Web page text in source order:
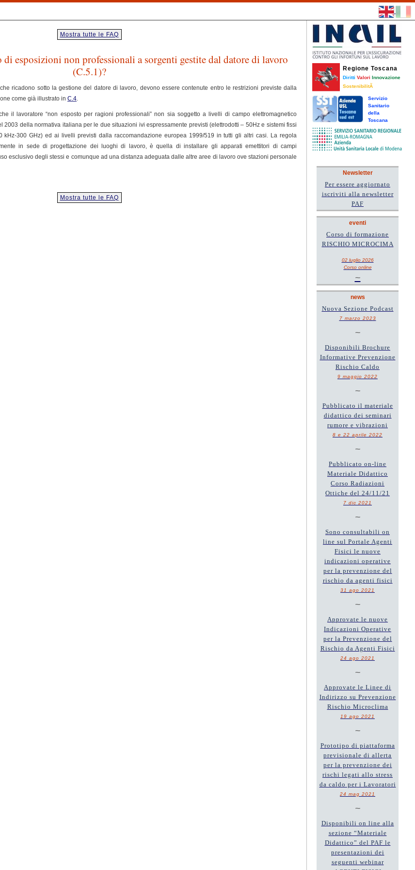
Mostra tutte le FAQ
di esposizioni non professionali a sorgenti gestite dal datore di lavoro
(C.5.1)?
ricadono sotto la gestione del datore di lavoro, devono essere contenute entro le restrizioni previste dalla
come già illustrato in C.4.
il lavoratore “non esposto per ragioni professionali” non sia soggetto a livelli di campo elettromagnetico
2003 della normativa italiana per le due situazioni ivi espressamente previsti (elettrodotti – 50Hz e sistemi fissi
kHz-300 GHz) ed ai livelli previsti dalla raccomandazione europea 1999/519 in tutti gli altri casi. La regola
in sede di progettazione dei luoghi di lavoro, è quella di installare gli apparati emettitori di campi
esclusivo degli stessi e comunque ad una distanza adeguata dalle altre aree di lavoro ove stazioni personale
Mostra tutte le FAQ
Regione Toscana
Diritti Valori Innovazione
SostenibilitÃ
Servizio
Sanitario
della
Toscana
Newsletter
Per essere aggiornato
iscriviti alla newsletter
PAF
eventi
Corso di formazione
RISCHIO MICROCIMA
02 luglio 2026
Corso online
~
news
Nuova Sezione Podcast
7 marzo 2023
~
Disponibili Brochure
Informative Prevenzione
Rischio Caldo
9 maggio 2022
~
Pubblicato il materiale
didattico dei seminari
rumore e vibrazioni
8 e 22 aprile 2022
~
Pubblicato on-line
Materiale Didattico
Corso Radiazioni
Ottiche del 24/11/21
7 dic 2021
~
Sono consultabili on
line sul Portale Agenti
Fisici le nuove
indicazioni operative
per la prevenzione del
rischio da agenti fisici
31 ago 2021
~
Approvate le nuove
Indicazioni Operative
per la Prevenzione del
Rischio da Agenti Fisici
24 ago 2021
~
Approvate le Linee di
Indirizzo su Prevenzione
Rischio Microclima
19 ago 2021
~
Prototipo di piattaforma
previsionale di allerta
per la prevenzione dei
rischi legati allo stress
da caldo per i Lavoratori
24 mag 2021
~
Disponibili on line alla
sezione “Materiale
Didattico” del PAF le
presentazioni dei
seguenti webinar